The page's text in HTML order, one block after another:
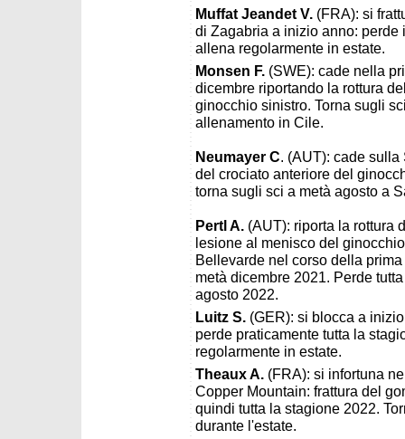
Muffat Jeandet V. (FRA): si
di Zagabria a inizio anno:
allena regolarmente in estate.
Monsen F. (SWE): cade nella
dicembre riportando la rottura
ginocchio sinistro. Torna sugli
allenamento in Cile.
Neumayer C. (AUT): cade sulla
del crociato anteriore del
torna sugli sci a metà agosto a
Pertl A. (AUT): riporta la rottura
lesione al menisco del
Bellevarde nel corso della
metà dicembre 2021. Perde
agosto 2022.
Luitz S. (GER): si blocca a
perde praticamente tutta la
regolarmente in estate.
Theaux A. (FRA): si infortuna
Copper Mountain: frattura del
quindi tutta la stagione 2022.
durante l'estate.